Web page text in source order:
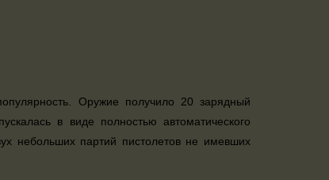
Оружие получило 20 зарядный
в виде полностью автоматического
небольших партий пистолетов не имевших